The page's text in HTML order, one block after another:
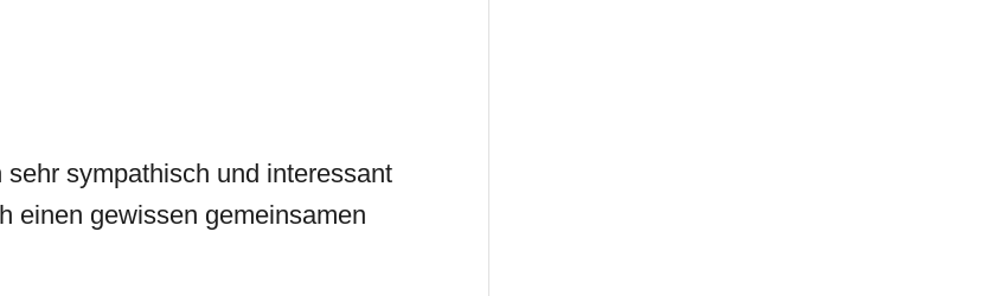
sympathisch und interessant
einen gewissen gemeinsamen